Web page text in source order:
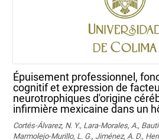
Épuisement professionnel,
cognitif et expression de
neurotrophiques d'origine
infirmière mexicaine dans un
Cortés-Álvarez, N. Y., Lara-Morales, A.,
Marmolejo-Murillo, L. G., Jiménez, A. D.,